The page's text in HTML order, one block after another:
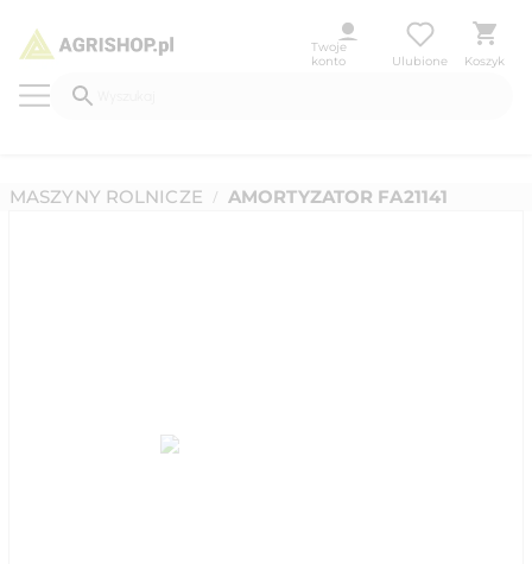
Twoje
konto
Ulubione Koszyk
MASZYNY ROLNICZE / AMORTYZATOR FA21141